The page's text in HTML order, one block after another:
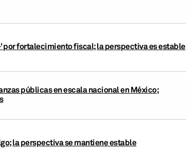
por fortalecimiento fiscal; la perspectiva es estable
públicas en escala nacional en México;
la perspectiva se mantiene estable